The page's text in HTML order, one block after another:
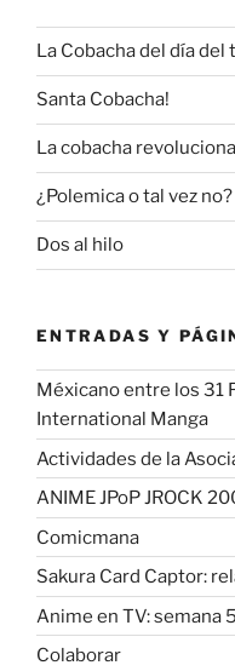
La Cobacha del día del
Santa Cobacha!
La cobacha
¿Polemica o tal vez no?
Dos al hilo
ENTRADAS Y
Méxicano entre los 31
International Manga
Actividades de la
ANIME JPoP JROCK
Comicmana
Sakura Card Captor:
Anime en TV: semana
Colaborar